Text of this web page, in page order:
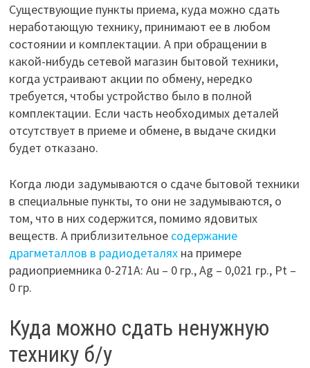
Существующие пункты приема, куда можно сдать
неработающую технику, принимают ее в любом
состоянии и комплектации. А при обращении в
какой-нибудь сетевой магазин бытовой техники,
когда устраивают акции по обмену, нередко
требуется, чтобы устройство было в полной
комплектации. Если часть необходимых деталей
отсутствует в приеме и обмене, в выдаче скидки
будет отказано.
Когда люди задумываются о сдаче бытовой техники
в специальные пункты, то они не задумываются, о
том, что в них содержится, помимо ядовитых
веществ. А приблизительное содержание
драгметаллов в радиодеталяхна примере
радиоприемника 0-271А: Au – 0 гр., Ag – 0,021 гр., Pt –
0 гр.
Куда можно сдать ненужную
технику б/у